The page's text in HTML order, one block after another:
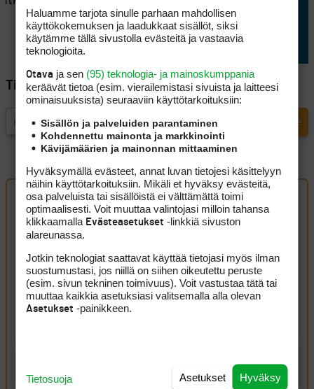
lähtöaseman
Tilaa Golfpisteen uutiskirje
Artikkelin kommentit (1 kpl)
Oldman 11 kesäkuun, 2026 23:51
Par 5:n tuplat pitäisi saada pois.Turhan aggressiiviset
lyönnit maksavat liikaa.
ILMOITA ASIATON VIESTI
Haluamme tarjota sinulle parhaan mahdollisen
käyttökokemuksen ja laadukkaat sisällöt, siksi
käytämme tällä sivustolla evästeitä ja vastaavia
teknologioita.
Otava ja sen (95) teknologia- ja mainoskumppania
keräävät tietoa (esim. vierailemis­tasi sivuista ja laitteesi
ominaisuuk­sista) seuraaviin käyttötarkoituksiin:
Sisällön ja palveluiden parantaminen
Kohdennettu mainonta ja markkinointi
Kävijämäärien ja mainonnan mittaaminen
Hyväksymällä evästeet, annat luvan tietojesi käsittelyyn
näihin käyttötarkoituksiin. Mikäli et hyväksy evästeitä,
osa palveluista tai sisällöistä ei välttämättä toimi
optimaalisesti. Voit muuttaa valintojasi milloin tahansa
klikkaamalla Evästeasetukset -linkkiä sivuston
alareunassa.
Jotkin teknologiat saattavat käyttää tietojasi myös ilman
suostumustasi, jos niillä on siihen oikeutettu peruste
(esim. sivun tekninen toimivuus). Voit vastustaa tätä tai
muuttaa kaikkia asetuksiasi valitsemalla alla olevan
Asetukset -painikkeen.
Hyväksy
Asetukset
Tietosuoja